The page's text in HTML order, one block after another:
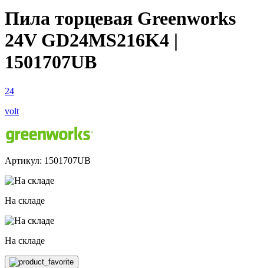
Пила торцевая Greenworks
24V GD24MS216K4 |
1501707UB
24
volt
Артикул: 1501707UB
На складе
На складе